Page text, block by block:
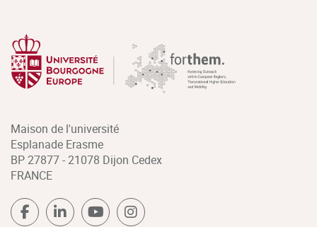
Maison de l'université
Esplanade Erasme
BP 27877 - 21078 Dijon Cedex
FRANCE